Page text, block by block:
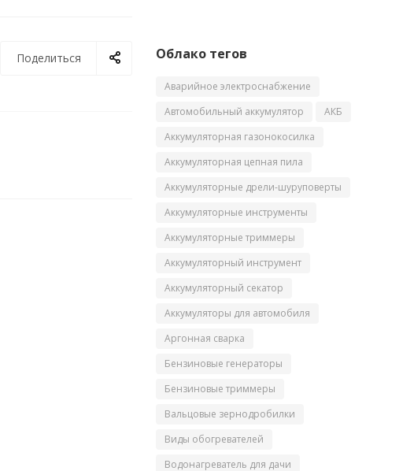
Поделиться Облако тегов
Аварийное электроснабжение
Автомобильный аккумулятор
АКБ
Аккумуляторная газонокосилка
Аккумуляторная цепная пила
Аккумуляторные дрели-шуруповерты
Аккумуляторные инструменты
Аккумуляторные триммеры
Аккумуляторный инструмент
Аккумуляторный секатор
Аккумуляторы для автомобиля
Аргонная сварка
Бензиновые генераторы
Бензиновые триммеры
Вальцовые зернодробилки
Виды обогревателей
Водонагреватель для дачи